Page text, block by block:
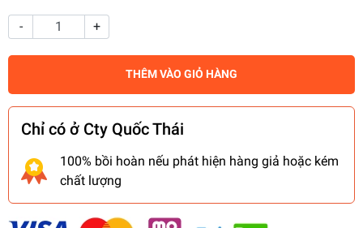
- +
THÊM VÀO GIỎ HÀNG
Chỉ có ở Cty Quốc Thái
100% bồi hoàn nếu phát hiện hàng giả hoặc kém
chất lượng